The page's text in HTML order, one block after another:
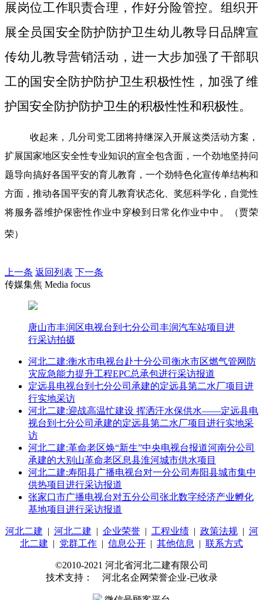
展岗位工作职责合理，作好分险管控。组织开
展全员国安全防护防护卫生幼儿教导日品牌宣
传幼儿教导营销活动，进一大步加强了干部职
工的国安全防护防护卫生积极性性，加强了维
护国安全防护防护卫生的积极性性和积极性。
收起来，几分司党工团将持继深入开展这类活动方案，
扩展国家地区安全性专业知识的宣全包含面，一个劲地坚持问
题导向搞好各国平安的育儿教育，一个劲特色化宣传单结构和
方面，推动各国平安的育儿教育状态化、奖惩科学化，自觉性
将服务器维护保密性作业中穿梭到日常化作业中中。（贾荣
荣）
上一条 返回列表 下一条
传媒集焦 Media focus
唐山市丰润区电视台到七分公司丰润汽车站项目进
行采访拍摄
河北二建:衡水市电视台赴十分公司衡水市区燃气管网防
灾应急能力提升工程EPC总承包进行采访报道
定远县电视台到七分公司承建的定远县第二水厂项目进
行实地采访
河北二建:迎战高温忙建设 挥洒汗水保供水——定远县电
视台到七分公司承建的定远县第二水厂项目进行实地采
访
河北二建:革命老区焕“新生”中央电视台报道河南分公司
承建的大别山革命老区息县淮河城市供水项目
河北二建:寿阳县广播电视台对一分公司寿阳县城市集中
供热项目进行采访报道
张家口市广播电视台对五分公司张北数字经济产业孵化
基地项目进行采访报道
河北二建 | 河北二建 | 企业荣誉| 工程业绩| 政策法规| 河
北二建 | 党群工作 | 信息公开 | 其他信息 | 联系方式
©2010-2021 河北省河北二建有限公司
技术支持： 河北名企网荣誉企业-已收录